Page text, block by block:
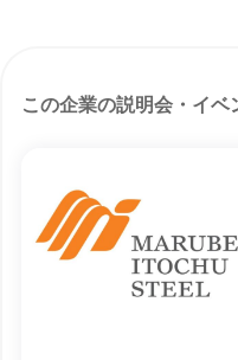
この企業の説明会・イベ